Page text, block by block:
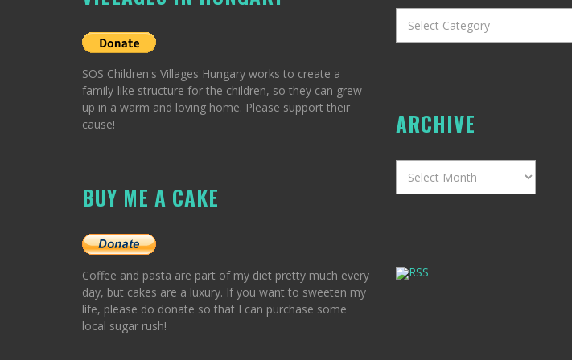
SOS Children's Villages Hungary works to create a
family-like structure for the children, so they can grew
up in a warm and loving home. Please support their
cause!
BUY ME A CAKE
Coffee and pasta are part of my diet pretty much every
day, but cakes are a luxury. If you want to sweeten my
life, please do donate so that I can purchase some
local sugar rush!
ARCHIVE
RSS